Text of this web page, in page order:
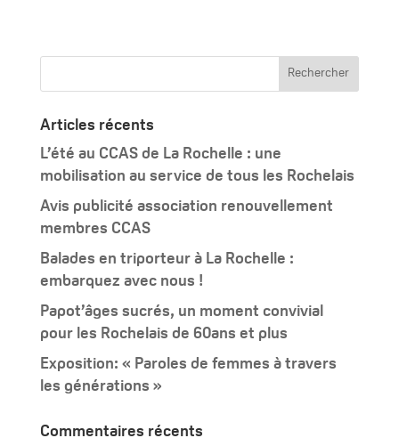
Articles récents
L’été au CCAS de La Rochelle : une
mobilisation au service de tous les Rochelais
Avis publicité association renouvellement
membres CCAS
Balades en triporteur à La Rochelle :
embarquez avec nous !
Papot’âges sucrés, un moment convivial
pour les Rochelais de 60ans et plus
Exposition: « Paroles de femmes à travers
les générations »
Commentaires récents